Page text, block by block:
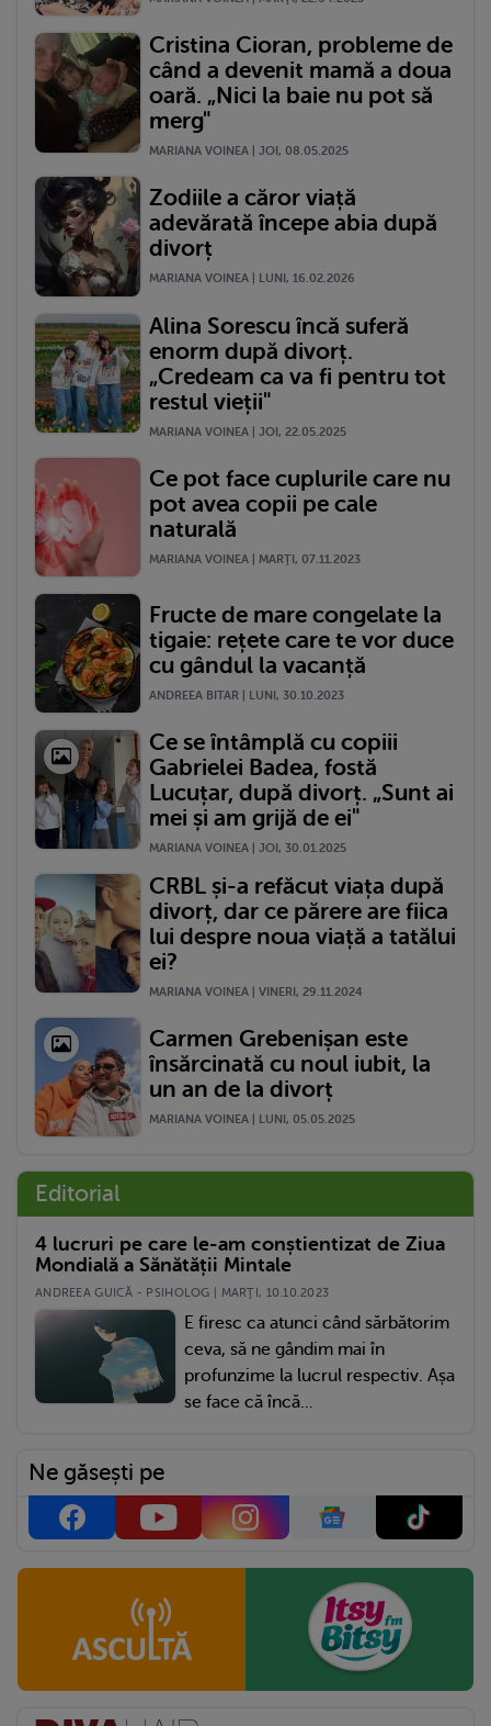
Cristina Cioran, probleme de
când a devenit mamă a doua
oară. „Nici la baie nu pot să
merg"
MARIANA VOINEA | JOI, 08.05.2025
Zodiile a căror viață
adevărată începe abia după
divorț
MARIANA VOINEA | LUNI, 16.02.2026
Alina Sorescu încă suferă
enorm după divorț.
„Credeam ca va fi pentru tot
restul vieții"
MARIANA VOINEA | JOI, 22.05.2025
Ce pot face cuplurile care nu
pot avea copii pe cale
naturală
MARIANA VOINEA | MARŢI, 07.11.2023
Fructe de mare congelate la
tigaie: rețete care te vor duce
cu gândul la vacanță
ANDREEA BITAR | LUNI, 30.10.2023
Ce se întâmplă cu copiii
Gabrielei Badea, fostă
Lucuțar, după divorț. „Sunt ai
mei și am grijă de ei"
MARIANA VOINEA | JOI, 30.01.2025
CRBL și-a refăcut viața după
divorț, dar ce părere are fiica
lui despre noua viață a tatălui
ei?
MARIANA VOINEA | VINERI, 29.11.2024
Carmen Grebenișan este
însărcinată cu noul iubit, la
un an de la divorț
MARIANA VOINEA | LUNI, 05.05.2025
Editorial
4 lucruri pe care le-am conștientizat de Ziua
Mondială a Sănătății Mintale
ANDREEA GUICĂ - PSIHOLOG | MARŢI, 10.10.2023
E firesc ca atunci când sărbătorim
ceva, să ne gândim mai în
profunzime la lucrul respectiv. Așa
se face că încă...
Ne găsești pe